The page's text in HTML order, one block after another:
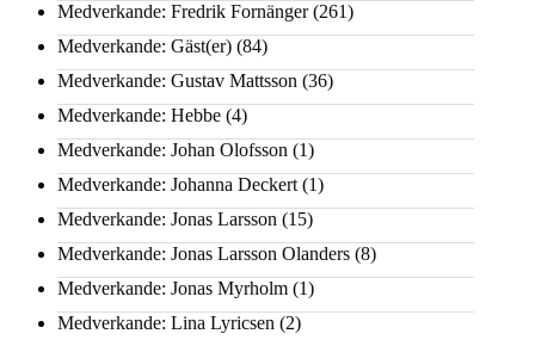
Medverkande: Fredrik Fornänger(261)
Medverkande: Gäst(er) (84)
Medverkande: Gustav Mattsson (36)
Medverkande: Hebbe (4)
Medverkande: Johan Olofsson (1)
Medverkande: Johanna Deckert (1)
Medverkande: Jonas Larsson (15)
Medverkande: Jonas Larsson Olanders (8)
Medverkande: Jonas Myrholm (1)
Medverkande: Lina Lyricsen (2)